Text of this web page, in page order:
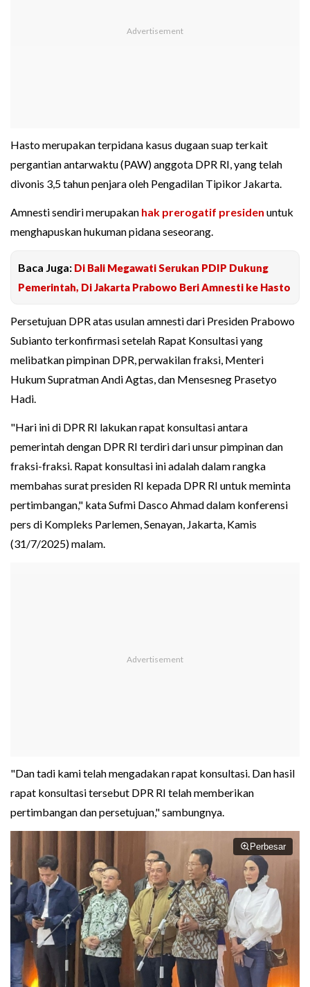
Hasto merupakan terpidana kasus dugaan suap terkait
pergantian antarwaktu (PAW) anggota DPR RI, yang telah
divonis 3,5 tahun penjara oleh Pengadilan Tipikor Jakarta.
Amnesti sendiri merupakan hak prerogatif presiden untuk
menghapuskan hukuman pidana seseorang.
Baca Juga: Di Bali Megawati Serukan PDIP Dukung
Pemerintah, Di Jakarta Prabowo Beri Amnesti ke Hasto
Persetujuan DPR atas usulan amnesti dari Presiden Prabowo
Subianto terkonfirmasi setelah Rapat Konsultasi yang
melibatkan pimpinan DPR, perwakilan fraksi, Menteri
Hukum Supratman Andi Agtas, dan Mensesneg Prasetyo
Hadi.
"Hari ini di DPR RI lakukan rapat konsultasi antara
pemerintah dengan DPR RI terdiri dari unsur pimpinan dan
fraksi-fraksi. Rapat konsultasi ini adalah dalam rangka
membahas surat presiden RI kepada DPR RI untuk meminta
pertimbangan," kata Sufmi Dasco Ahmad dalam konferensi
pers di Kompleks Parlemen, Senayan, Jakarta, Kamis
(31/7/2025) malam.
"Dan tadi kami telah mengadakan rapat konsultasi. Dan hasil
rapat konsultasi tersebut DPR RI telah memberikan
pertimbangan dan persetujuan," sambungnya.
Perbesar